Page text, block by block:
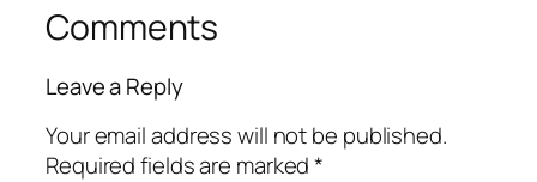
Comments
Leave a Reply
Your email address will not be published.
Required fields are marked*